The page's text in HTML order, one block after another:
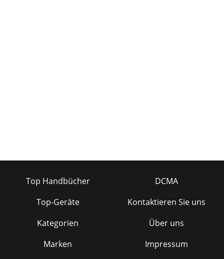
Top Handbücher
Top-Geräte
Kategorien
Marken
DCMA
Kontaktieren Sie uns
Über uns
Impressum